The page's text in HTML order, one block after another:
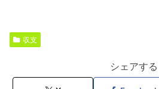
収支
シェアする